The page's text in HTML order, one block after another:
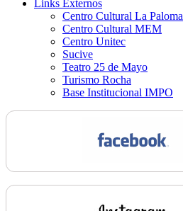
Links Externos
Centro Cultural La Paloma
Centro Cultural MEM
Centro Unitec
Sucive
Teatro 25 de Mayo
Turismo Rocha
Base Institucional IMPO